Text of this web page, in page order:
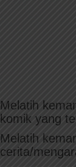
Melatih
komik yang
Melatih
cerita/